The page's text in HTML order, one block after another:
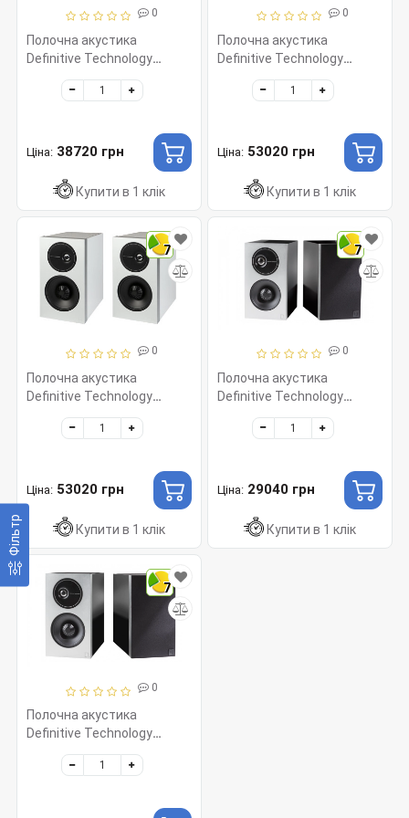
Фільтр
0
Полочна акустика
Definitive Technology
Demand 9 White
Ціна: 38720 грн
Купити в 1 клік
0
Полочна акустика
Definitive Technology
Demand 11 Black
Ціна: 53020 грн
Купити в 1 клік
7
0
Полочна акустика
Definitive Technology
Demand 11 White
Ціна: 53020 грн
Купити в 1 клік
7
0
Полочна акустика
Definitive Technology
Demand 7 Black
Ціна: 29040 грн
Купити в 1 клік
7
0
Полочна акустика
Definitive Technology
Demand 9 Black